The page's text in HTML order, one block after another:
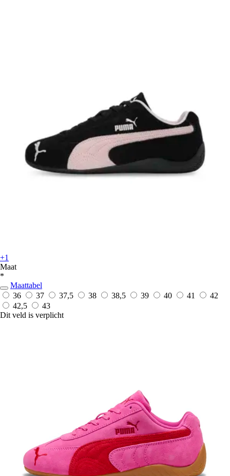
+1
Maat
*
Maattabel
36
37 37,5 38 38,5 39 40 41
42
42,5
43
Dit veld is verplicht